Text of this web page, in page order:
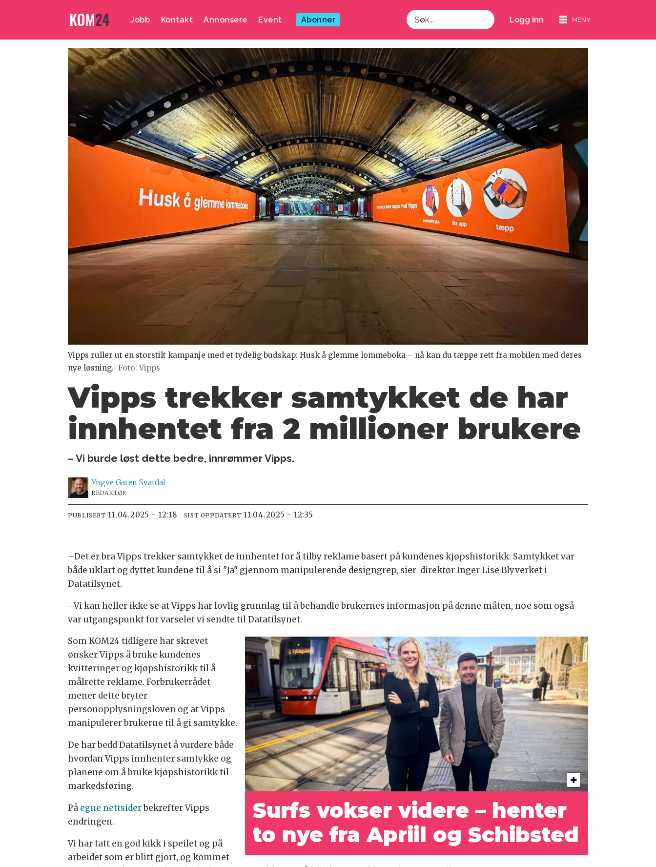
Jobb Kontakt Annonsere Event Abonner
Søk
Logg inn
Vipps ruller ut en storstilt kampanje med et tydelig budskap: Husk å glemme lommeboka – nå kan du tæppe rett fra mobilen med deres
nye løsning. Foto: Vipps
Vipps trekker samtykket de har
innhentet fra 2 millioner brukere
– Vi burde løst dette bedre, innrømmer Vipps.
Yngve Garen Svardal
REDAKTØR
PUBLISERT 11.04.2025 - 12:18 SIST OPPDATERT 11.04.2025 - 12:35
–Det er bra Vipps trekker samtykket de innhentet for å tilby reklame basert på kundenes kjøpshistorikk. Samtykket var
både uklart og dyttet kundene til å si "Ja" gjennom manipulerende designgrep, sier direktør Inger Lise Blyverket i
Datatilsynet.
–Vi kan heller ikke se at Vipps har lovlig grunnlag til å behandle brukernes informasjon på denne måten, noe som også
var utgangspunkt for varselet vi sendte til Datatilsynet.
Surfs vokser videre – henter
to nye fra Apriil og Schibsted
Som KOM24 tidligere har skrevet
ønsker Vipps å bruke kundenes
kvitteringer og kjøpshistorikk til å
målrette reklame. Forbrukerrådet
mener dette bryter
personopplysningsloven og at Vipps
manipulerer brukerne til å gi samtykke.
De har bedd Datatilsynet å vurdere både
hvordan Vipps innhenter samtykke og
planene om å bruke kjøpshistorikk til
markedsføring.
På egne nettsiderbekrefter Vipps
endringen.
Vi har tatt en god kikk i speilet og på
arbeidet som er blitt gjort, og kommet